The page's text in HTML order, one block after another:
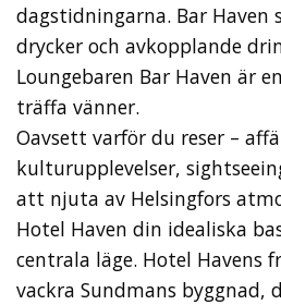
dagstidningarna. Bar Haven
drycker och avkopplande
Loungebaren Bar Haven är
träffa vänner.
Oavsett varför du reser –
kulturupplevelser,
att njuta av Helsingfors
Hotel Haven din idealiska
centrala läge. Hotel Havens
vackra Sundmans byggnad,